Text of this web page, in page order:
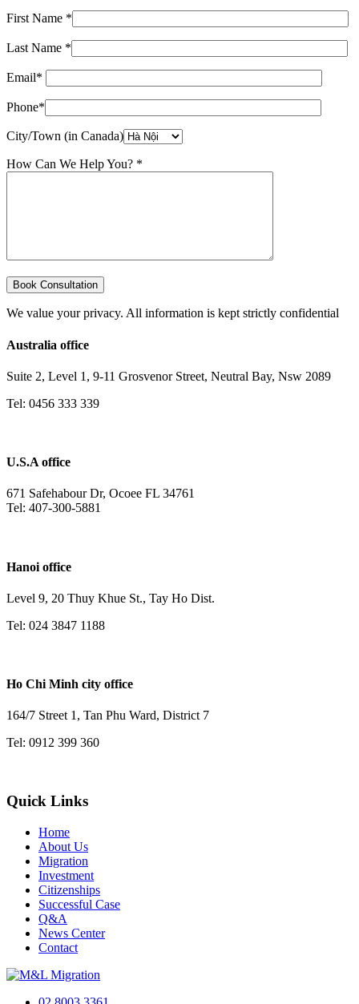
First Name *
Last Name *
Email*
Phone*
City/Town (in Canada)
How Can We Help You? *
We value your privacy. All information is kept strictly confidential
Australia office
Suite 2, Level 1, 9-11 Grosvenor Street, Neutral Bay, Nsw 2089
Tel: 0456 333 339
U.S.A office
671 Safehabour Dr, Ocoee FL 34761
Tel: 407-300-5881
Hanoi office
Level 9, 20 Thuy Khue St., Tay Ho Dist.
Tel: 024 3847 1188
Ho Chi Minh city office
164/7 Street 1, Tan Phu Ward, District 7
Tel: 0912 399 360
Quick Links
Home
About Us
Migration
Investment
Citizenships
Successful Case
Q&A
News Center
Contact